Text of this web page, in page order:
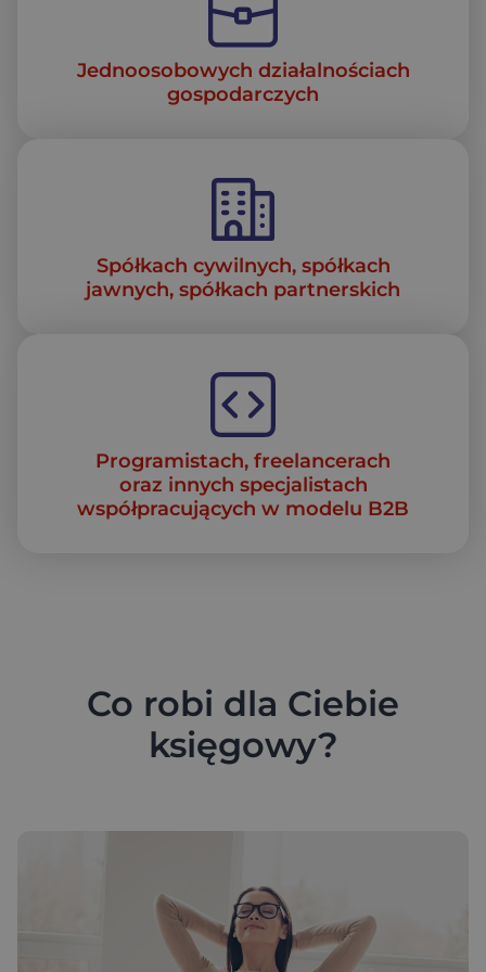
Jednoosobowych działalnościach
gospodarczych
Spółkach cywilnych, spółkach
jawnych, spółkach partnerskich
Programistach, freelancerach
oraz innych specjalistach
współpracujących w modelu B2B
Co robi dla Ciebie
księgowy?